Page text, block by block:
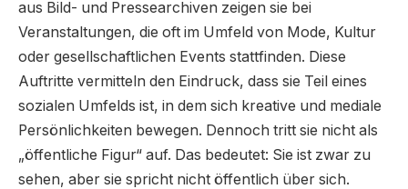
aus Bild- und Pressearchiven zeigen sie bei
Veranstaltungen, die oft im Umfeld von Mode, Kultur
oder gesellschaftlichen Events stattfinden. Diese
Auftritte vermitteln den Eindruck, dass sie Teil eines
sozialen Umfelds ist, in dem sich kreative und mediale
Persönlichkeiten bewegen. Dennoch tritt sie nicht als
„öffentliche Figur“ auf. Das bedeutet: Sie ist zwar zu
sehen, aber sie spricht nicht öffentlich über sich.